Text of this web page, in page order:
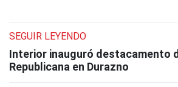
SEGUIR LEYENDO
Interior inauguró destacamento
Republicana en Durazno